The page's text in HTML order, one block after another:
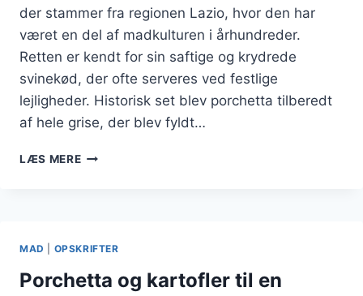
der stammer fra regionen Lazio, hvor den har
været en del af madkulturen i århundreder.
Retten er kendt for sin saftige og krydrede
svinekød, der ofte serveres ved festlige
lejligheder. Historisk set blev porchetta tilberedt
af hele grise, der blev fyldt…
LÆS MEREPORCHETTA
MAD OPSKRIFTER
Porchetta og kartofler til en